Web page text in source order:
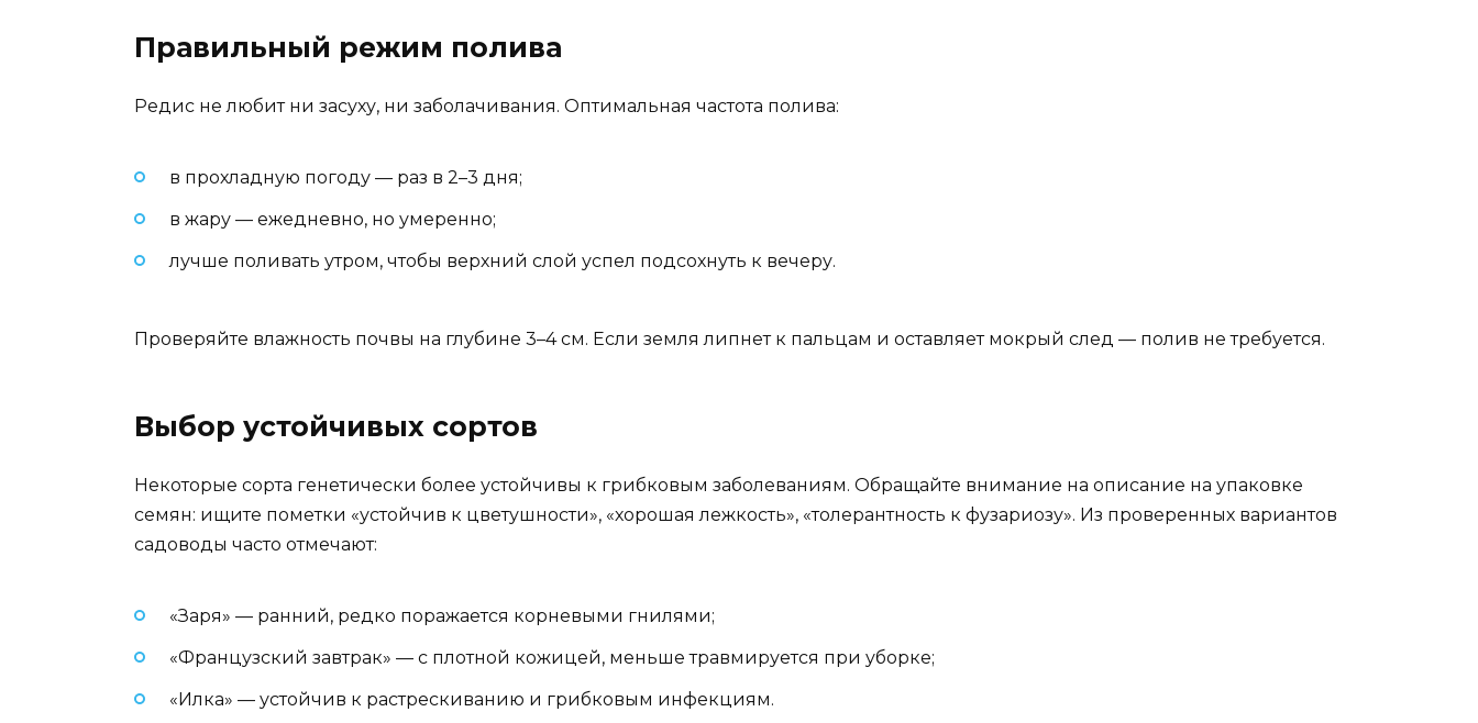
Правильный режим полива
Редис не любит ни засуху, ни заболачивания. Оптимальная частота полива:
в прохладную погоду — раз в 2–3 дня;
в жару — ежедневно, но умеренно;
лучше поливать утром, чтобы верхний слой успел подсохнуть к вечеру.
Проверяйте влажность почвы на глубине 3–4 см. Если земля липнет к пальцам и оставляет мокрый след — полив не требуется.
Выбор устойчивых сортов
Некоторые сорта генетически более устойчивы к грибковым заболеваниям. Обращайте внимание на описание на упаковке
семян: ищите пометки «устойчив к цветушности», «хорошая лежкость», «толерантность к фузариозу». Из проверенных вариантов
садоводы часто отмечают:
«Заря» — ранний, редко поражается корневыми гнилями;
«Французский завтрак» — с плотной кожицей, меньше травмируется при уборке;
«Илка» — устойчив к растрескиванию и грибковым инфекциям.